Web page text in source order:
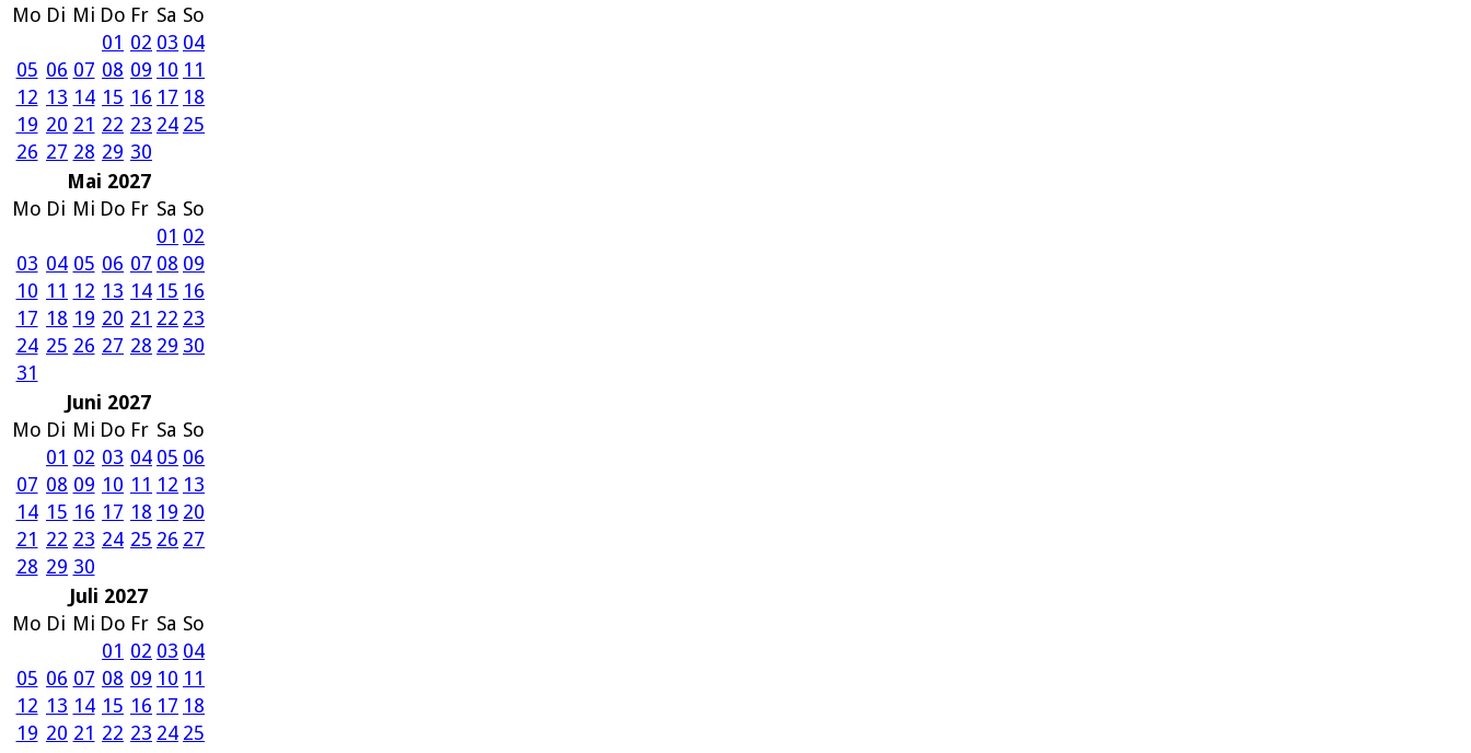
Mo Di Mi Do Fr Sa So
01 02 03 04
05 06 07 08 09 10 11
12 13 14 15 16 17 18
19 20 21 22 23 24 25
26 27 28 29 30
Mai 2027
Mo Di Mi Do Fr Sa So
01 02
03 04 05 06 07 08 09
10 11 12 13 14 15 16
17 18 19 20 21 22 23
24 25 26 27 28 29 30
31
Juni 2027
Mo Di Mi Do Fr Sa So
01 02 03 04 05 06
07 08 09 10 11 12 13
14 15 16 17 18 19 20
21 22 23 24 25 26 27
28 29 30
Juli 2027
Mo Di Mi Do Fr Sa So
01 02 03 04
05 06 07 08 09 10 11
12 13 14 15 16 17 18
19 20 21 22 23 24 25